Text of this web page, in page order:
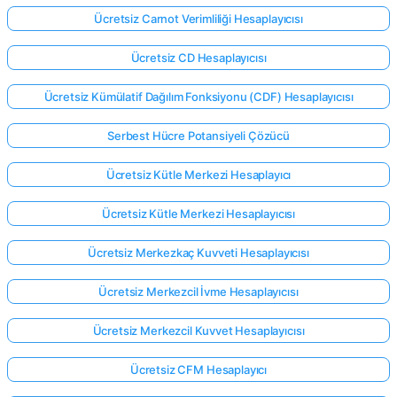
Ücretsiz Carnot Verimliliği Hesaplayıcısı
Ücretsiz CD Hesaplayıcısı
Ücretsiz Kümülatif Dağılım Fonksiyonu (CDF) Hesaplayıcısı
Serbest Hücre Potansiyeli Çözücü
Ücretsiz Kütle Merkezi Hesaplayıcı
Ücretsiz Kütle Merkezi Hesaplayıcısı
Ücretsiz Merkezkaç Kuvveti Hesaplayıcısı
Ücretsiz Merkezcil İvme Hesaplayıcısı
Ücretsiz Merkezcil Kuvvet Hesaplayıcısı
Ücretsiz CFM Hesaplayıcı